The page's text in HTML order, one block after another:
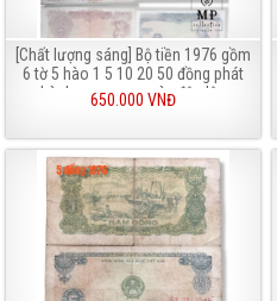
[Chất lượng sáng] Bộ tiền 1976 gồm
6 tờ 5 hào 1 5 10 20 50 đồng phát
hành ngay sau ngày độc lập
650.000 VNĐ